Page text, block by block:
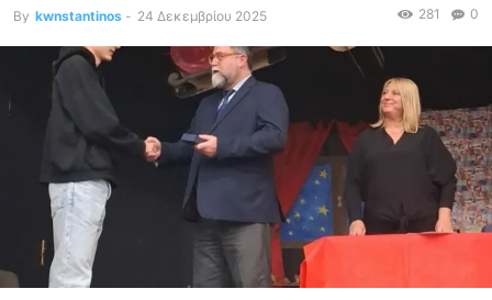
By kwnstantinos - 24 Δεκεμβρίου 2025 0
281